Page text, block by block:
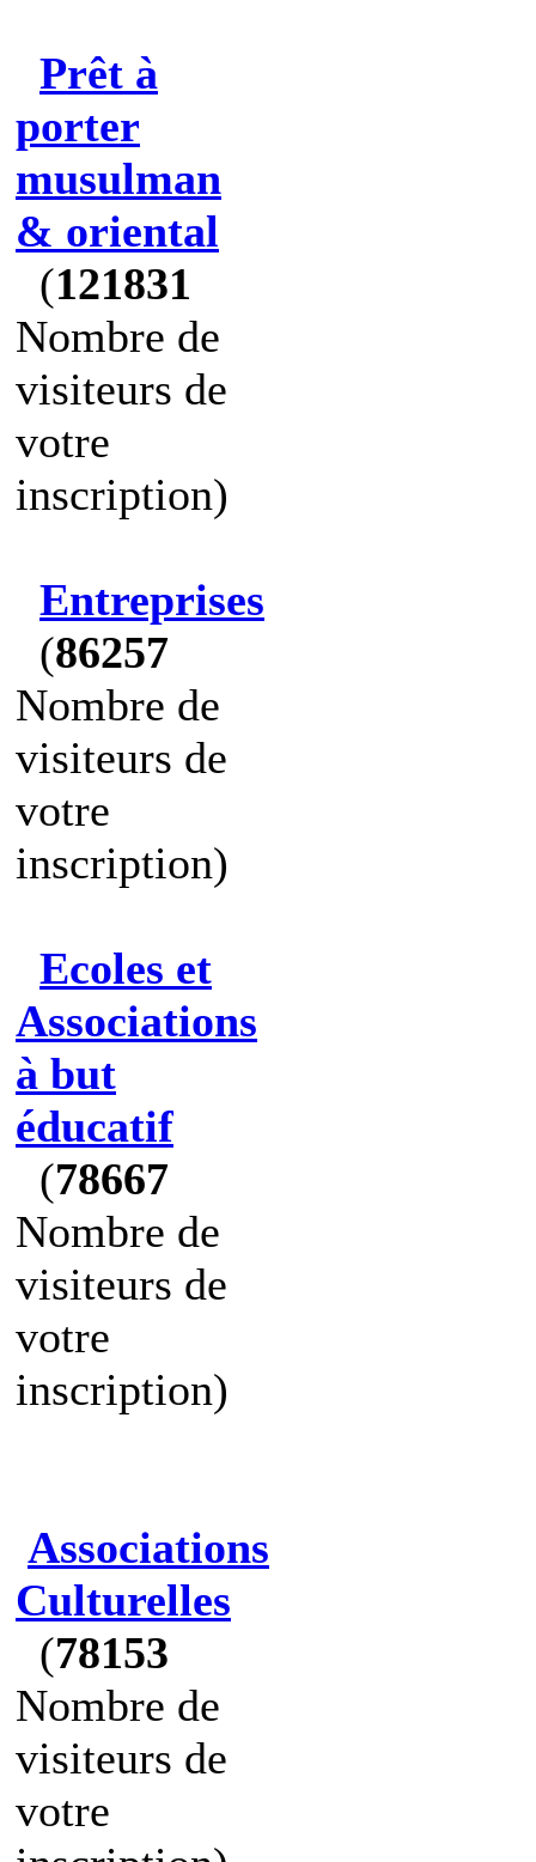
Prêt à
porter
musulman
& oriental
(121831
Nombre de
visiteurs de
votre
inscription)
Entreprises
(86257
Nombre de
visiteurs de
votre
inscription)
Ecoles et
Associations
à but
éducatif
(78667
Nombre de
visiteurs de
votre
inscription)
Associations
Culturelles
(78153
Nombre de
visiteurs de
votre